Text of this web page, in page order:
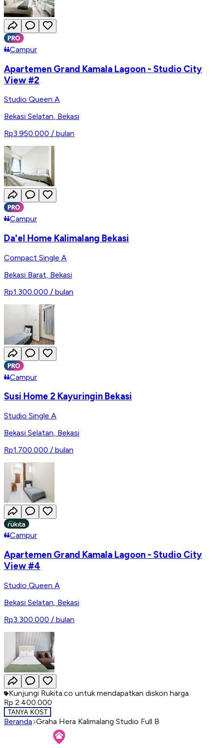
Campur
Apartemen Grand Kamala Lagoon - Studio City
View #2
Studio Queen A
Bekasi Selatan, Bekasi
Rp3.950.000 / bulan
Campur
Da'el Home Kalimalang Bekasi
Compact Single A
Bekasi Barat Bekasi
Rp1.300.000 / bulan
Campur
Susi Home 2 Kayuringin Bekasi
Studio Single A
Bekasi Selatan, Bekasi
Rp1.700.000 / bulan
Campur
Apartemen Grand Kamala Lagoon - Studio City
View #4
Studio Queen A
Bekasi Selatan Bekasi
Rp3.300.000 / bulan
Kunjungi Rukita.co untuk mendapatkan diskon harga
Rp 2.400.000
TANYA KOST
Beranda Graha Hera Kalimalang Studio Full B